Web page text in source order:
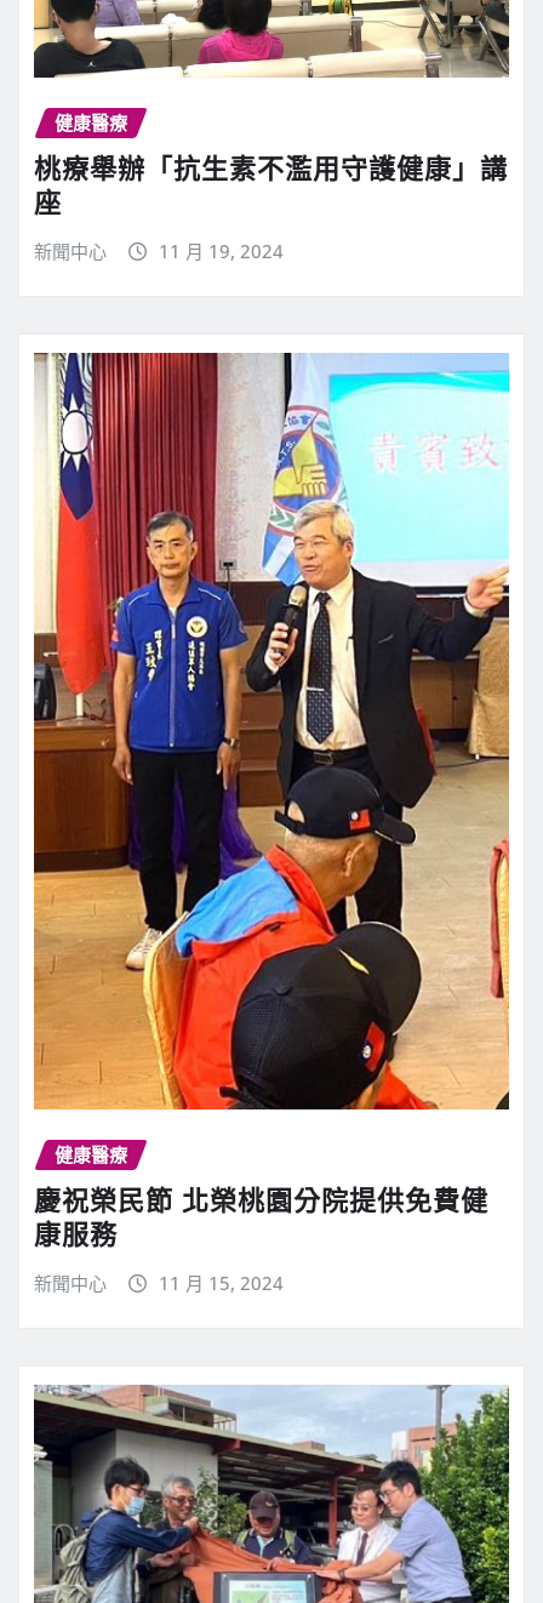
健康醫療
桃療舉辦「抗生素不濫用守護健康」講
座
新聞中心 11 月 19, 2024
健康醫療
慶祝榮民節 北榮桃園分院提供免費健
康服務
新聞中心 11 月 15, 2024